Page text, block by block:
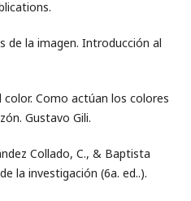
de la imagen. Introducción al
color. Como actúan los colores
Gustavo Gili.
Collado, C., & Baptista
la investigación (6a. ed..).